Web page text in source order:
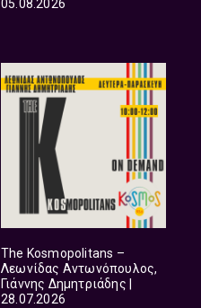
05.08.2026
The Kosmopolitans –
Λεωνίδας Αντωνόπουλος,
Γιάννης Δημητριάδης |
28.07.2026